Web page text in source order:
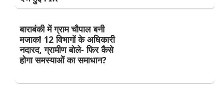
बाराबंकी में ग्राम चौपाल बनी
मजाक! 12 विभागों के अधिकारी
नदारद, ग्रामीण बोले- फिर कैसे
होगा समस्याओं का समाधान?